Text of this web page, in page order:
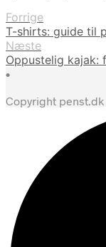
Forrige
T-shirts: guide til
Næste
Oppustelig kajak:
•
Copyright penst.dk